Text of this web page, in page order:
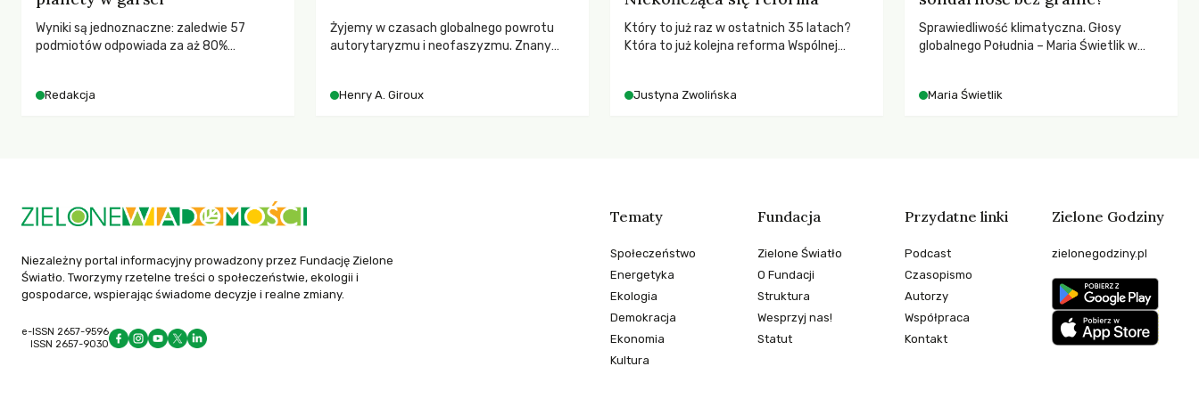
Wyniki są jednoznaczne: zaledwie 57
podmiotów odpowiada za aż 80%
Redakcja
Żyjemy w czasach globalnego powrotu
autorytaryzmu i neofaszyzmu. Znany
społeczeństwo. Czy współczesne
Henry A. Giroux
Który to już raz w ostatnich 35 latach?
Która to już kolejna reforma Wspólnej
społeczne?
Justyna Zwolińska
Sprawiedliwość klimatyczna. Głosy
globalnego Południa – Maria Świetlik w
Maria Świetlik
Niezależny portal informacyjny prowadzony przez Fundację Zielone
Światło. Tworzymy rzetelne treści o społeczeństwie, ekologii i
gospodarce, wspierając świadome decyzje i realne zmiany.
e-ISSN 2657-9596
ISSN 2657-9030
Tematy
Społeczeństwo
Energetyka
Ekologia
Demokracja
Ekonomia
Kultura
Fundacja
Zielone Światło
O Fundacji
Struktura
Wesprzyj nas!
Statut
Przydatne linki
Podcast
Czasopismo
Autorzy
Współpraca
Kontakt
Zielone Godziny
zielonegodziny.pl